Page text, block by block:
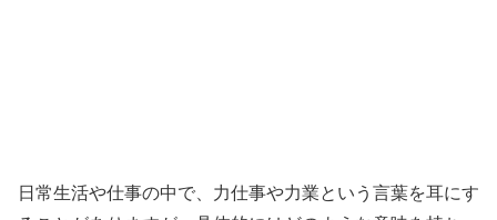
日常生活や仕事の中で、力仕事や力業という言葉を耳にす